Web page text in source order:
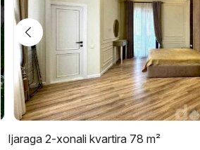
Ijaraga 2-xonali kvartira 78 m²